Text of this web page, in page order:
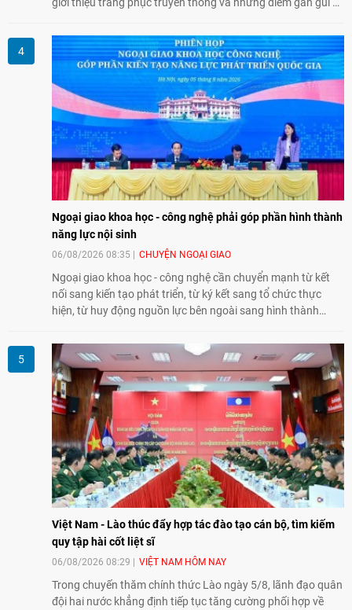
giới thiệu trang phục truyền thống và những điểm gần gũi về
giao lưu nhân dân trong chặng đường nửa thế kỷ quan hệ
song phương.
Ngoại giao khoa học - công nghệ phải góp phần hình thành
năng lực nội sinh
06/08/2026 08:35 CHUYỆN NGOẠI GIAO
Ngoại giao khoa học - công nghệ cần chuyển mạnh từ kết
nối sang kiến tạo phát triển, từ ký kết sang tổ chức thực
hiện, từ huy động nguồn lực bên ngoài sang hình thành
nghệ, đổi mới sáng tạo và chuyển đổi số trở thành động lực
phát triển đất nước.
Việt Nam - Lào thúc đẩy hợp tác đào tạo cán bộ, tìm kiếm
quy tập hài cốt liệt sĩ
06/08/2026 08:29 VIỆT NAM HÔM NAY
Trong chuyến thăm chính thức Lào ngày 5/8, lãnh đạo quân
đội hai nước khẳng định tiếp tục tăng cường phối hợp về